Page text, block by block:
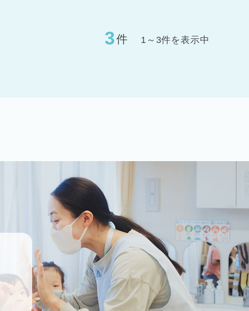
3件 1～3件を表示中